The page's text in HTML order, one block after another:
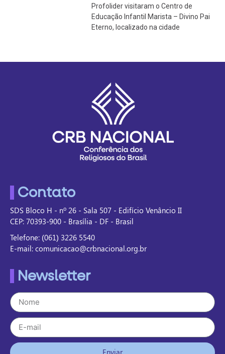
Profolider visitaram o Centro de
Educação Infantil Marista – Divino Pai
Eterno, localizado na cidade
Contato
SDS Bloco H - nº 26 - Sala 507 - Edifício Venâncio II
CEP: 70393-900 - Brasília - DF - Brasil
Telefone: (061) 3226 5540
E-mail: comunicacao@crbnacional.org.br
Newsletter